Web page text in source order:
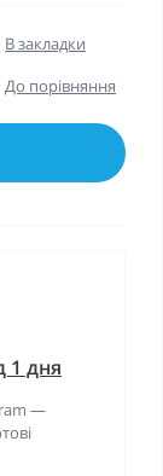
В закладки
До порівняння
1 дня
—